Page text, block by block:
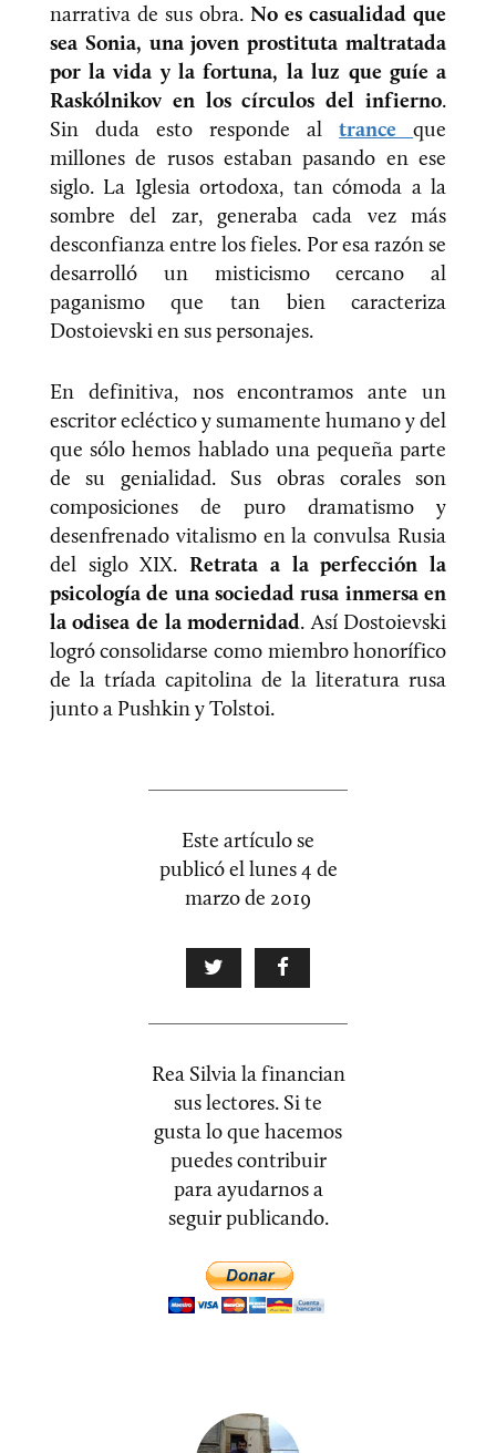
narrativa de sus obra.No es casualidad que
sea Sonia, una joven prostituta maltratada
por la vida y la fortuna, la luz que guíe a
Raskólnikov en los círculos del infierno.
Sin duda esto responde altranceque
millones de rusos estaban pasando en ese
siglo. La Iglesia ortodoxa, tan cómoda a la
sombre del zar, generaba cada vez más
desconfianza entre los fieles. Por esa razón se
desarrolló un misticismo cercano al
paganismo que tan bien caracteriza
Dostoievski en sus personajes.
En definitiva, nos encontramos ante un
escritor ecléctico y sumamente humano y del
que sólo hemos hablado una pequeña parte
de su genialidad. Sus obras corales son
composiciones de puro dramatismo y
desenfrenado vitalismo en la convulsa Rusia
del siglo XIX.Retrata a la perfección la
psicología de una sociedad rusa inmersa en
la odisea de la modernidad. Así Dostoievski
logró consolidarse como miembro honorífico
de la tríada capitolina de la literatura rusa
junto a Pushkin y Tolstoi.
Este artículo se
publicó ellunes 4 de
marzo de 2019
Rea Silvia la financian
sus lectores. Si te
gusta lo que hacemos
puedes contribuir
para ayudarnos a
seguir publicando.